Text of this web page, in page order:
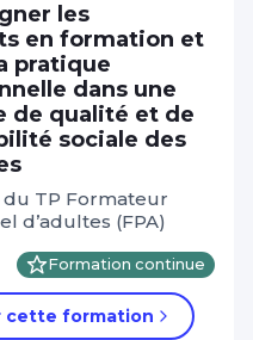
les
en formation et
pratique
dans une
de qualité et de
sociale des
du TP Formateur
d’adultes (FPA)
Formation continue
cette formation